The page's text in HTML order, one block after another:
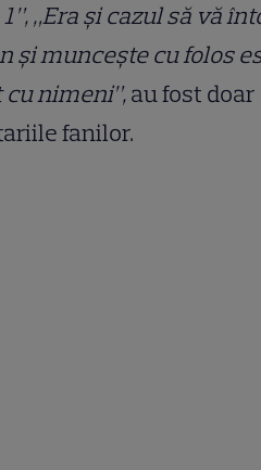
„Era și cazul să vă
și muncește cu folos
nimeni”,au fost
fanilor.